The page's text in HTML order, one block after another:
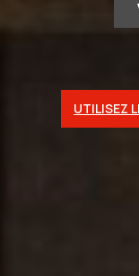
UTILISEZ